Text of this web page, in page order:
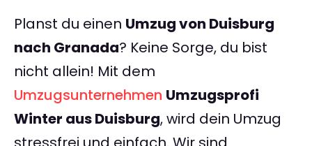
Planst du einen Umzug von Duisburg
nach Granada? Keine Sorge, du bist
nicht allein! Mit dem
Umzugsunternehmen Umzugsprofi
Winter aus Duisburg, wird dein Umzug